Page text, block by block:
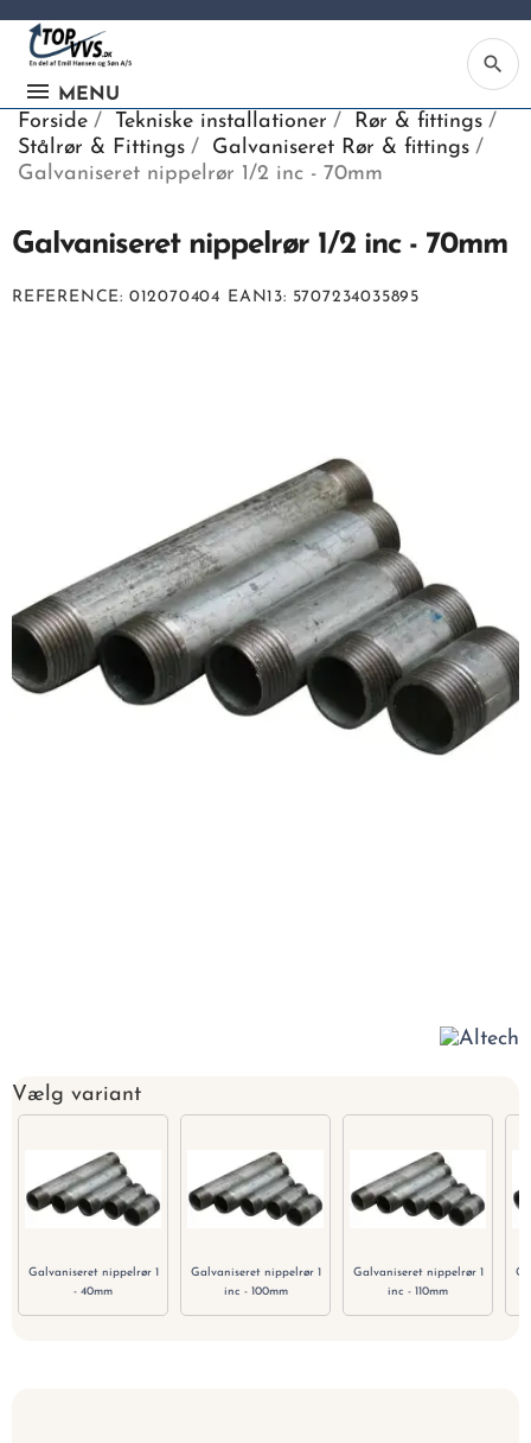
MENU
search
Forside Tekniske installationer
Rør & fittings
Stålrør & Fittings
Galvaniseret Rør & fittings
Galvaniseret nippelrør 1/2 inc - 70mm
Galvaniseret nippelrør 1/2 inc - 70mm
REFERENCE 012070404 EAN13 5707234035895
Vælg variant
Galvaniseret nippelrør 1
- 40mm
Galvaniseret nippelrør 1
inc - 100mm
Galvaniseret nippelrør 1
inc - 110mm